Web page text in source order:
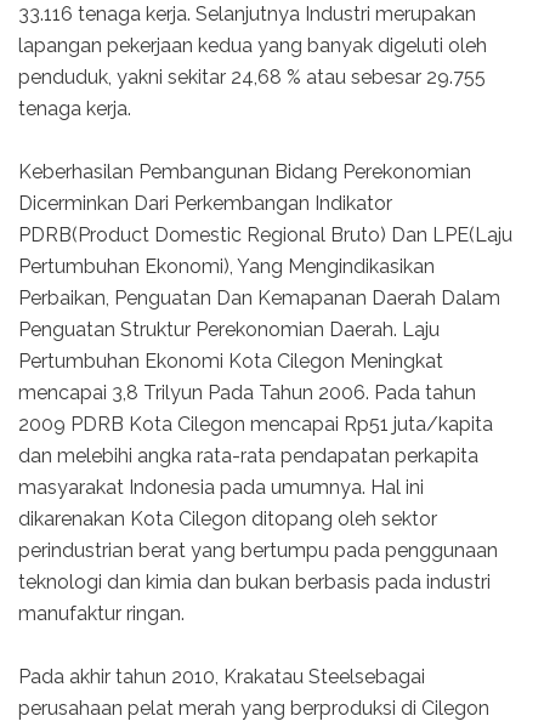
33.116 tenaga kerja. Selanjutnya Industri merupakan
lapangan pekerjaan kedua yang banyak digeluti oleh
penduduk, yakni sekitar 24,68 % atau sebesar 29.755
tenaga kerja.
Keberhasilan Pembangunan Bidang Perekonomian
Dicerminkan Dari Perkembangan Indikator
PDRB(Product Domestic Regional Bruto) Dan LPE(Laju
Pertumbuhan Ekonomi), Yang Mengindikasikan
Perbaikan, Penguatan Dan Kemapanan Daerah Dalam
Penguatan Struktur Perekonomian Daerah. Laju
Pertumbuhan Ekonomi Kota Cilegon Meningkat
mencapai 3,8 Trilyun Pada Tahun 2006. Pada tahun
2009 PDRB Kota Cilegon mencapai Rp51 juta/kapita
dan melebihi angka rata-rata pendapatan perkapita
masyarakat Indonesia pada umumnya. Hal ini
dikarenakan Kota Cilegon ditopang oleh sektor
perindustrian berat yang bertumpu pada penggunaan
teknologi dan kimia dan bukan berbasis pada industri
manufaktur ringan.
Pada akhir tahun 2010, Krakatau Steelsebagai
perusahaan pelat merah yang berproduksi di Cilegon